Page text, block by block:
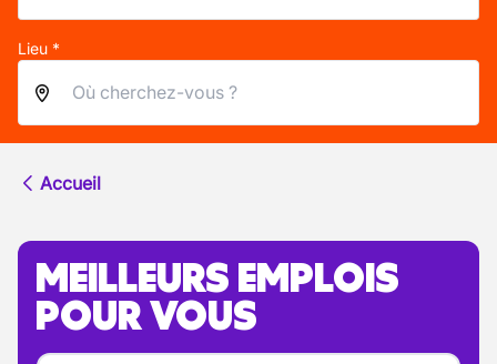
Lieu *
Accueil
MEILLEURS EMPLOIS
POUR VOUS